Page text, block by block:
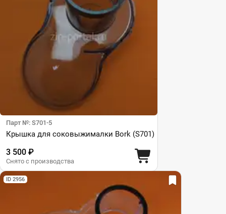
Парт №: S701-5
Крышка для соковыжималки Bork (S701)
3 500 ₽
Снято с производства
ID 2956